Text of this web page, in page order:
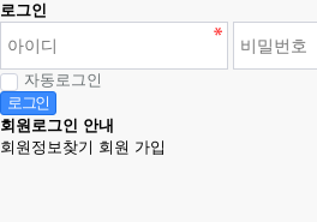
로그인
자동로그인
로그인
회원로그인 안내
회원정보찾기 회원 가입